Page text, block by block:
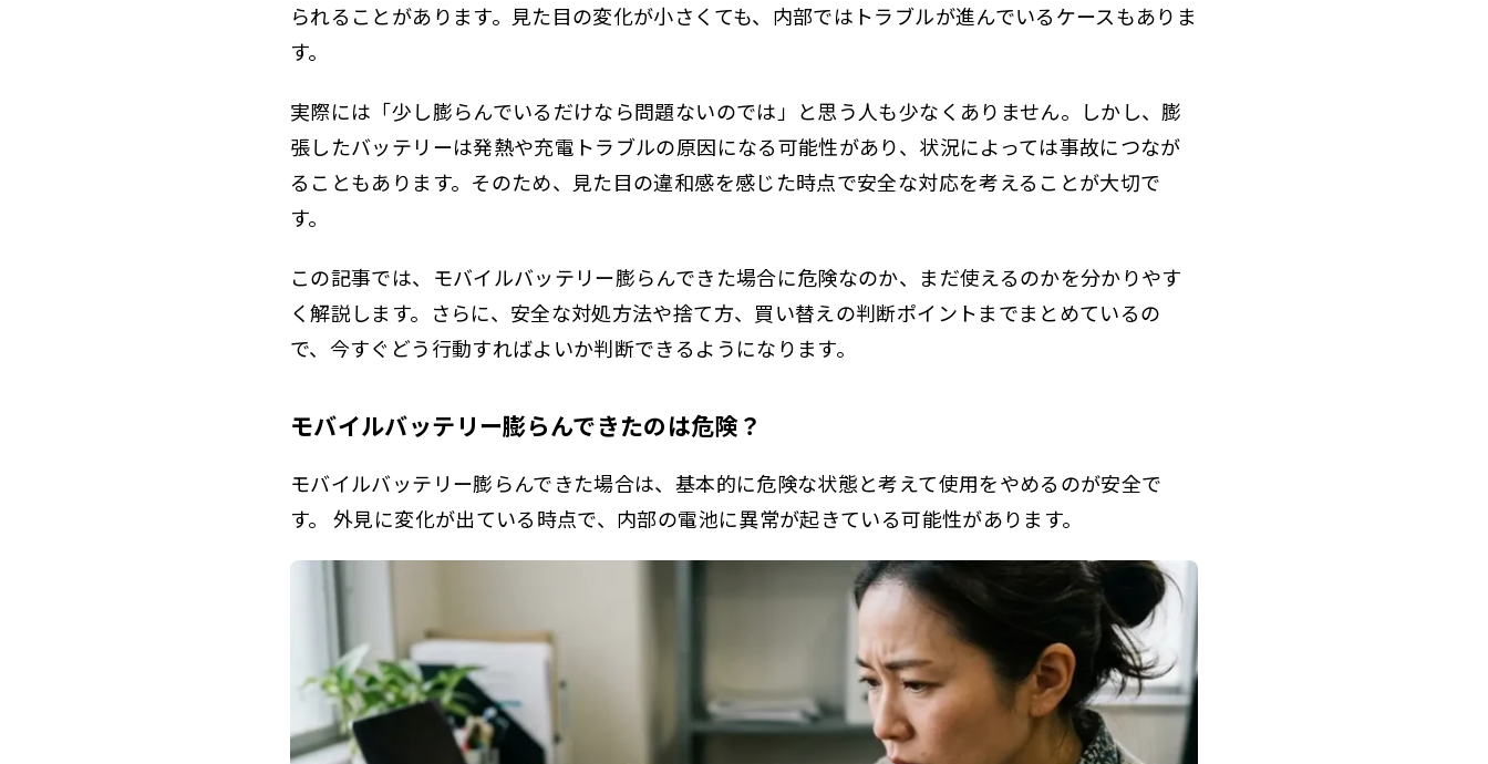
られることがあります。見た目の変化が小さくても、内部ではトラブルが進んでいるケースもありま
す。
実際には「少し膨らんでいるだけなら問題ないのでは」と思う人も少なくありません。しかし、膨
張したバッテリーは発熱や充電トラブルの原因になる可能性があり、状況によっては事故につなが
ることもあります。そのため、見た目の違和感を感じた時点で安全な対応を考えることが大切で
す。
この記事では、モバイルバッテリー膨らんできた場合に危険なのか、まだ使えるのかを分かりやす
く解説します。さらに、安全な対処方法や捨て方、買い替えの判断ポイントまでまとめているの
で、今すぐどう行動すればよいか判断できるようになります。
モバイルバッテリー膨らんできたのは危険？
モバイルバッテリー膨らんできた場合は、基本的に危険な状態と考えて使用をやめるのが安全で
す。 外見に変化が出ている時点で、内部の電池に異常が起きている可能性があります。